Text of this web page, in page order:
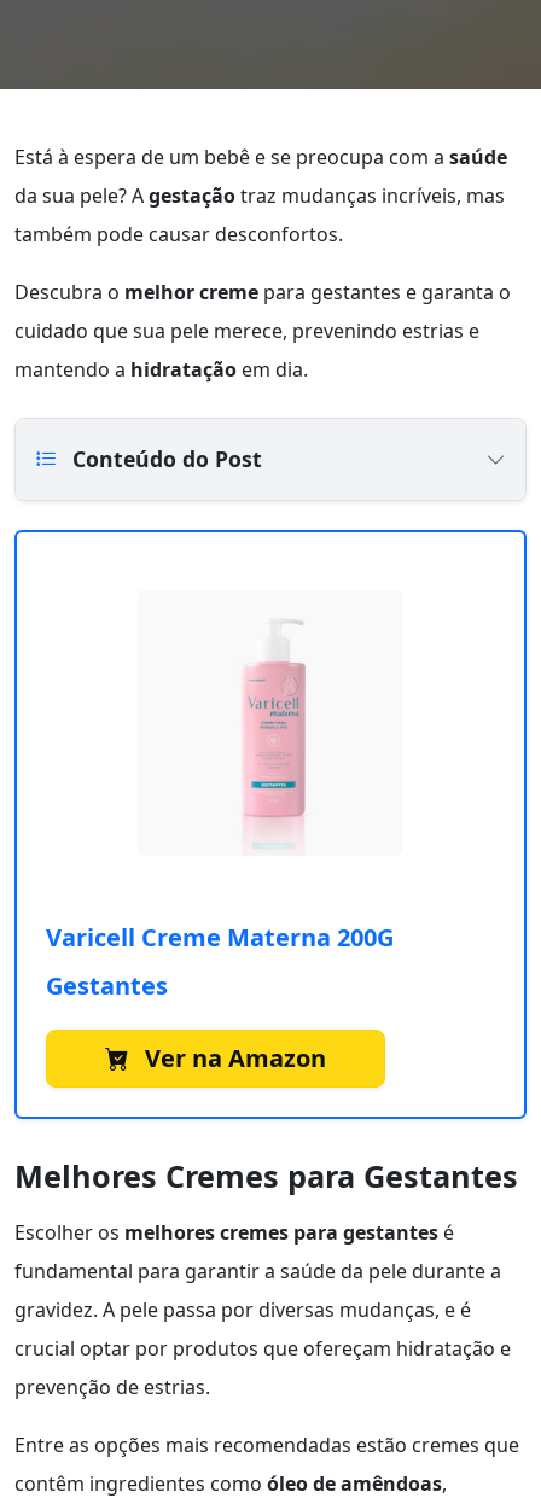
Está à espera de um bebê e se preocupa com a saúde
da sua pele? Agestaçãotraz mudanças incríveis, mas
também pode causar desconfortos.
Descubra o melhor creme para gestantes e garanta o
cuidado que sua pele merece, prevenindo estrias e
mantendo a hidratação em dia.
Conteúdo do Post
Varicell Creme Materna 200G
Gestantes
Ver na Amazon
Melhores Cremes para Gestantes
Escolher os melhores cremes para gestantes é
fundamental para garantir a saúde da pele durante a
gravidez. A pele passa por diversas mudanças, e é
crucial optar por produtos que ofereçam hidratação e
prevenção de estrias.
Entre as opções mais recomendadas estão cremes que
contêm ingredientes como óleo de amêndoas,